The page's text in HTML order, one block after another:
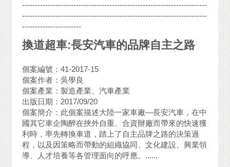
------------------------------------------------------------------------
------------------------------------------------------------------------
-----------------------
換道超車:長安汽車的品牌自主之路
個案編號：41-2017-15
個案作者：吳學良
個案產業：製造產業、汽車產業
出版日期：2017/09/20
個案簡介：此個案描述大陸一家車廠—長安汽車，在中
國其它車企陶醉在挾外自重、合資辦廠而帶來的快速獲
利時，率先轉換車道，踏上了自主品牌之路的決策過
程，以及因策略而帶動的組織協同、文化建設、興業領
導、人才培養等各管理面向的呼應。......